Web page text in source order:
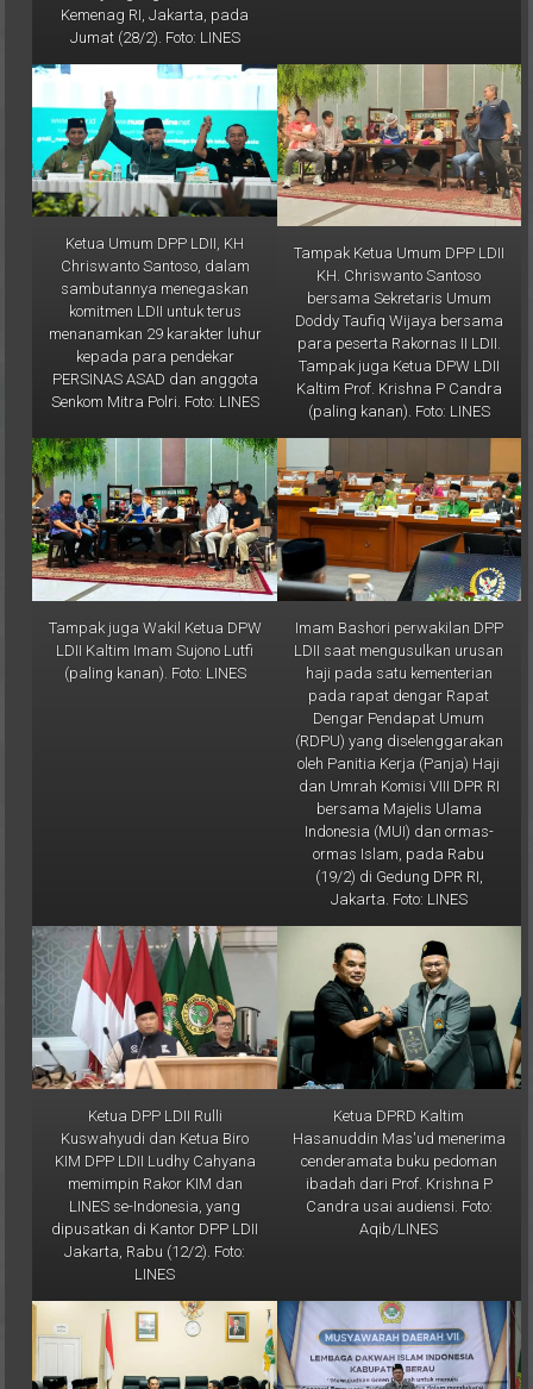
Jumat (28/2). Foto: LINES
Ketua Umum DPP LDII, KH
Chriswanto Santoso, dalam
sambutannya menegaskan
komitmen LDII untuk terus
menanamkan 29 karakter luhur
kepada para pendekar
PERSINAS ASAD dan anggota
Senkom Mitra Polri. Foto: LINES
Tampak Ketua Umum DPP LDII
KH. Chriswanto Santoso
bersama Sekretaris Umum
Doddy Taufiq Wijaya bersama
para peserta Rakornas II LDII.
Tampak juga Ketua DPW LDII
Kaltim Prof. Krishna P Candra
(paling kanan). Foto: LINES
Tampak juga Wakil Ketua DPW
LDII Kaltim Imam Sujono Lutfi
(paling kanan). Foto: LINES
Imam Bashori perwakilan DPP
LDII saat mengusulkan urusan
haji pada satu kementerian
pada rapat dengar Rapat
Dengar Pendapat Umum
(RDPU) yang diselenggarakan
oleh Panitia Kerja (Panja) Haji
dan Umrah Komisi VIII DPR RI
bersama Majelis Ulama
Indonesia (MUI) dan ormas-
ormas Islam, pada Rabu
(19/2) di Gedung DPR RI,
Jakarta. Foto: LINES
Ketua DPP LDII Rulli
Kuswahyudi dan Ketua Biro
KIM DPP LDII Ludhy Cahyana
memimpin Rakor KIM dan
LINES se-Indonesia, yang
dipusatkan di Kantor DPP LDII
Jakarta, Rabu (12/2). Foto:
LINES
Ketua DPRD Kaltim
Hasanuddin Mas'ud menerima
cenderamata buku pedoman
ibadah dari Prof. Krishna P
Candra usai audiensi. Foto:
Aqib/LINES